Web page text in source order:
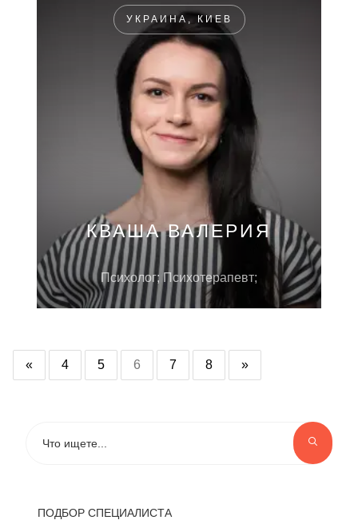
УКРАИНА, КИЕВ
КВАША ВАЛЕРИЯ
Психолог; Психотерапевт;
« 4 5 6 7 8 »
ПОДБОР СПЕЦИАЛИСТА